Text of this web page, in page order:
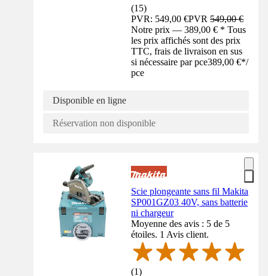
(15)
PVR: 549,00 €PVR549,00 €
Notre prix — 389,00 € * Tous
les prix affichés sont des prix
TTC, frais de livraison en sus
si nécessaire par pce389,00 €*/
pce
Disponible en ligne
Réservation non disponible
Scie plongeante sans fil Makita
SP001GZ03 40V, sans batterie
ni chargeur
Moyenne des avis : 5 de 5
étoiles. 1 Avis client.
(1)